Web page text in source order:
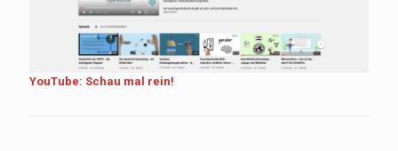
YouTube: Schau mal rein!